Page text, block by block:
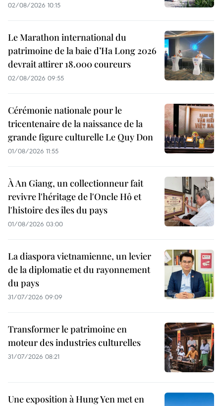
02/08/2026 10:15
Le Marathon international du
patrimoine de la baie d’Ha Long 2026
devrait attirer 18.000 coureurs
02/08/2026 09:55
Cérémonie nationale pour le
tricentenaire de la naissance de la
grande figure culturelle Le Quy Don
01/08/2026 11:55
À An Giang, un collectionneur fait
revivre l'héritage de l'Oncle Hô et
l'histoire des îles du pays
01/08/2026 03:00
La diaspora vietnamienne, un levier
de la diplomatie et du rayonnement
du pays
31/07/2026 09:09
Transformer le patrimoine en
moteur des industries culturelles
31/07/2026 08:21
Une exposition à Hung Yen met en